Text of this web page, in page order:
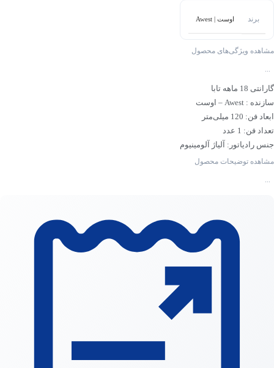
برند اوست | Awest
مشاهده ویژگی‌های محصول
...
گارانتی 18 ماهه تابا
سازنده : Awest – اوست
ابعاد فن: 120 میلی‌متر
تعداد فن: 1 عدد
جنس رادیاتور: آلیاژ آلومینیوم
نورپردازی: ARGB
مشاهده توضیحات محصول
...